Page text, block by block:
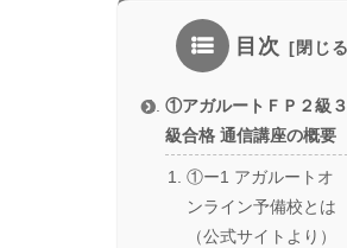
目次
①アガルートＦＰ２級３
級合格 通信講座の概要
①ー1 アガルートオ
ンライン予備校とは
（公式サイトより）